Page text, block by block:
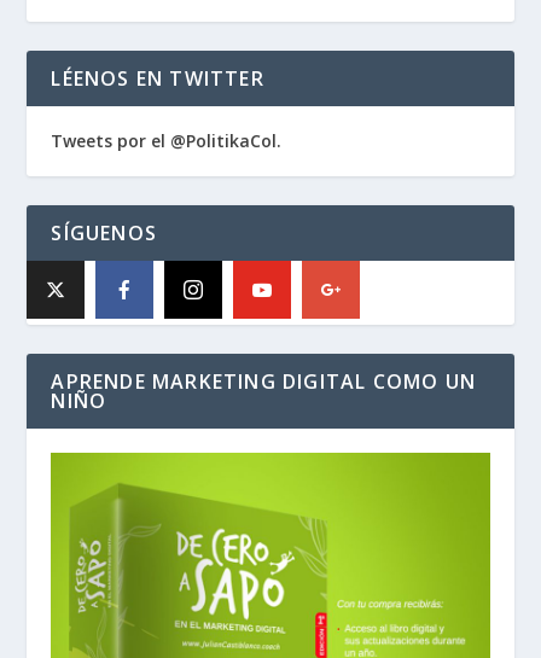
LÉENOS EN TWITTER
Tweets por el @PolitikaCol.
SÍGUENOS
APRENDE MARKETING DIGITAL COMO UN
NIÑO